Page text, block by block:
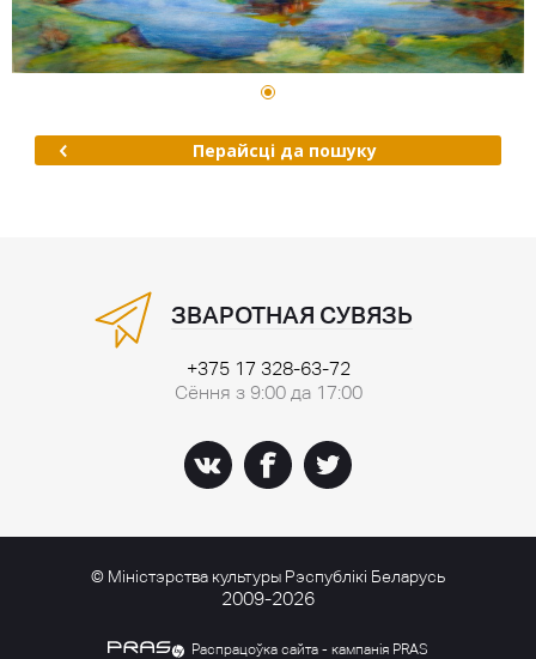
Перайсці да пошуку
ЗВАРОТНАЯ СУВЯЗЬ
+375 17 328-63-72
Сёння з 9:00 да 17:00
© Міністэрства культуры Рэспублікі Беларусь
2009-2026
Распрацоўка сайта - кампанія PRAS